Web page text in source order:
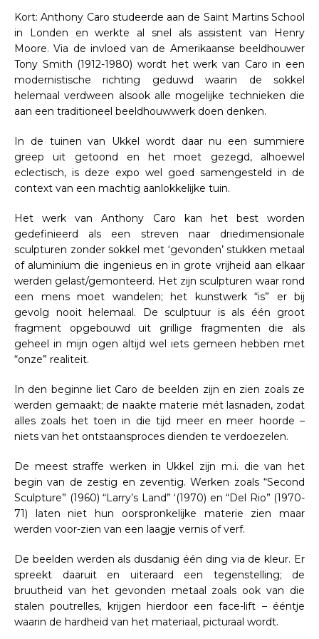
Kort: Anthony Caro studeerde aan de Saint Martins School
in Londen en werkte al snel als assistent van Henry
Moore. Via de invloed van de Amerikaanse beeldhouwer
Tony Smith (1912-1980) wordt het werk van Caro in een
modernistische richting geduwd waarin de sokkel
helemaal verdween alsook alle mogelijke technieken die
aan een traditioneel beeldhouwwerk doen denken.
In de tuinen van Ukkel wordt daar nu een summiere
greep uit getoond en het moet gezegd, alhoewel
eclectisch, is deze expo wel goed samengesteld in de
context van een machtig aanlokkelijke tuin.
Het werk van Anthony Caro kan het best worden
gedefinieerd als een streven naar driedimensionale
sculpturen zonder sokkel met ‘gevonden’ stukken metaal
of aluminium die ingenieus en in grote vrijheid aan elkaar
werden gelast/gemonteerd. Het zijn sculpturen waar rond
een mens moet wandelen; het kunstwerk “is” er bij
gevolg nooit helemaal. De sculptuur is als één groot
fragment opgebouwd uit grillige fragmenten die als
geheel in mijn ogen altijd wel iets gemeen hebben met
“onze” realiteit.
In den beginne liet Caro de beelden zijn en zien zoals ze
werden gemaakt; de naakte materie mét lasnaden, zodat
alles zoals het toen in die tijd meer en meer hoorde –
niets van het ontstaansproces dienden te verdoezelen.
De meest straffe werken in Ukkel zijn m.i. die van het
begin van de zestig en zeventig. Werken zoals “Second
Sculpture” (1960) “Larry’s Land” ‘(1970) en “Del Rio” (1970-
71) laten niet hun oorspronkelijke materie zien maar
werden voor-zien van een laagje vernis of verf.
De beelden werden als dusdanig één ding via de kleur. Er
spreekt daaruit en uiteraard een tegenstelling; de
bruutheid van het gevonden metaal zoals ook van die
stalen poutrelles, krijgen hierdoor een face-lift – ééntje
waarin de hardheid van het materiaal, picturaal wordt.